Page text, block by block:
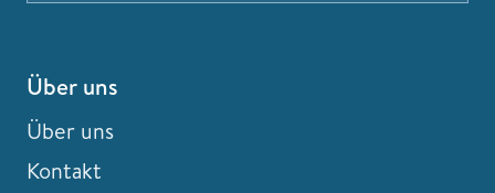
Über uns
Über uns
Kontakt